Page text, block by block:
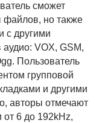
сможет
файлов, но также
с другими
VOX, GSM,
Пользователь
групповой
и другими
авторы отмечают
от 6 до 192kHz,